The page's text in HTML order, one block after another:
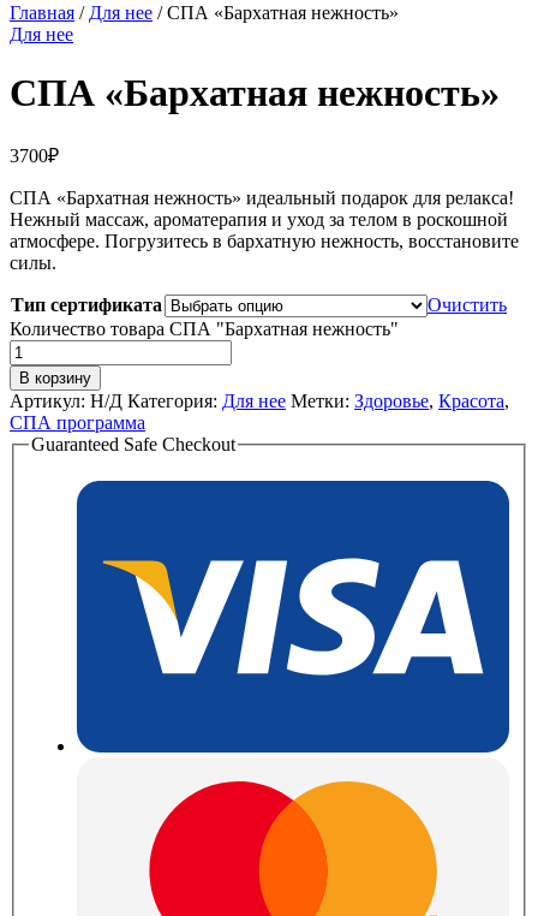
Главная / Для нее / СПА «Бархатная нежность»
Для нее
СПА «Бархатная нежность»
3700₽
СПА «Бархатная нежность» идеальный подарок для релакса!
Нежный массаж, ароматерапия и уход за телом в роскошной
атмосфере. Погрузитесь в бархатную нежность, восстановите
силы.
Тип сертификата
Очистить
Количество товара СПА "Бархатная нежность"
В корзину
Артикул: Н/Д Категория: Для нее Метки: Здоровье, Красота,
СПА программа
Guaranteed Safe Checkout